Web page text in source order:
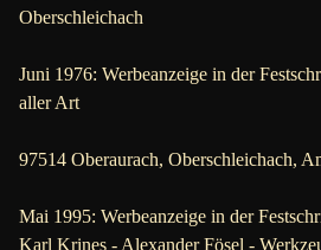
▼
▼
▼
Oberschleichach
Juni 1976: Werbeanzeige in der
aller Art
97514 Oberaurach, Oberschleichach,
Mai 1995: Werbeanzeige in der
Karl Krines - Alexander Fösel -